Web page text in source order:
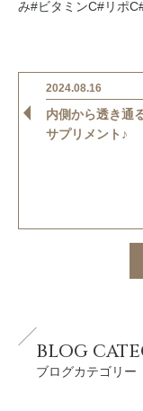
み#ビタミンC#リポ
2024.08.16
内側から透き通
サプリメント♪
BLOG
ブログカテゴリー